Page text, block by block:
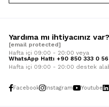
Yardıma mı ihtiyacınız var?
[email protected]
Hafta içi 09:00 - 20:00 veya
WhatsApp Hattı +90 850 333 0
Hafta içi 09:00 - 20:00 destek
Facebook Instagram Youtube